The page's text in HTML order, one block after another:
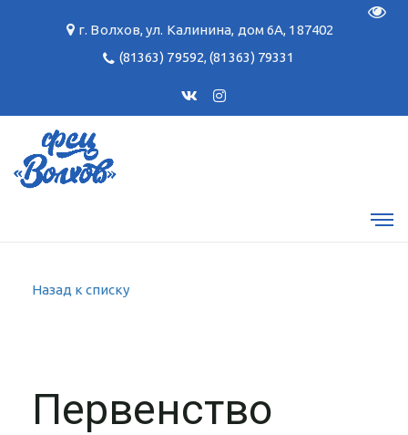
г. Волхов,ул. Калинина, дом 6А, 187402
(81363) 79592,(81363) 79331
Назад к списку
Первенство